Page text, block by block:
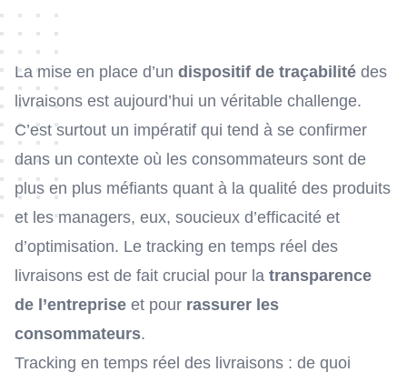
La mise en place d’un dispositif de traçabilité des
livraisons est aujourd’hui un véritable challenge.
C’est surtout un impératif qui tend à se confirmer
dans un contexte où les consommateurs sont de
plus en plus méfiants quant à la qualité des produits
et les managers, eux, soucieux d’efficacité et
d’optimisation. Le tracking en temps réel des
livraisons est de fait crucial pour la transparence
de l’entreprise et pour rassurer les
consommateurs.
Tracking en temps réel des livraisons : de quoi